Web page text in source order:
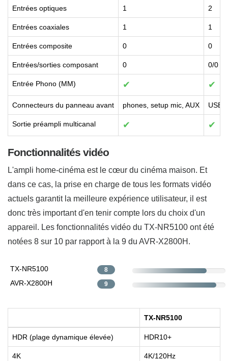
Entrées optiques 1 2
Entrées coaxiales 1 1
Entrées composite 0 0
Entrées/sorties composant 0 0/0
Entrée Phono (MM) ✔ ✔
Connecteurs du panneau avant phones, setup mic, AUX USB,
Sortie préampli multicanal ✔ ✔
Fonctionnalités vidéo
L'ampli home-cinéma est le cœur du cinéma maison. Et
dans ce cas, la prise en charge de tous les formats vidéo
actuels garantit la meilleure expérience utilisateur, il est
donc très important d'en tenir compte lors du choix d'un
appareil. Les fonctionnalités vidéo du TX-NR5100 ont été
notées 8 sur 10 par rapport à la 9 du AVR-X2800H.
TX-NR5100 8
AVR-X2800H 9
TX-NR5100
HDR (plage dynamique élevée) HDR10+
4K 4K/120Hz